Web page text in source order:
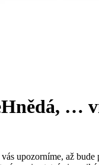
Hnědá, …
upozorníme, až